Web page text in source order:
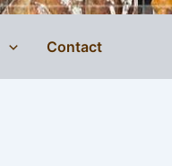
Contact